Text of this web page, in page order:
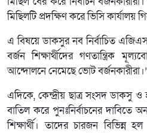
মিছিলটি প্রদক্ষিণ করে ভিসি কার্যালয়
এ বিষয়ে ডাকসুর নব নির্বাচিত
বর্জন শিক্ষার্থীদের গণতান্ত্রিক
আন্দোলনে নেমেছে ভোট বর্জনকারীরা।’
এদিকে, কেন্দ্রীয় ছাত্র সংসদ ডাকসু ও
বাতিল করে পুনঃনির্বাচনের দাবিতে
শিক্ষার্থী। তাদের চারজন বিভিন্ন হল